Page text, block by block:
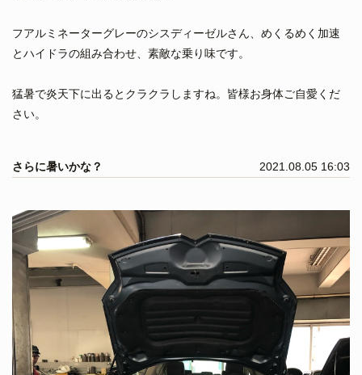
フアルミネーターグレーのシスディーゼルさん、めくるめく加速
とハイドラの組み合わせ、素敵な乗り味です。
猛暑で炎天下に出るとクラクラしますね。皆様お身体ご自愛くだ
さい。
さらに暑いかな？ 2021.08.05 16:03